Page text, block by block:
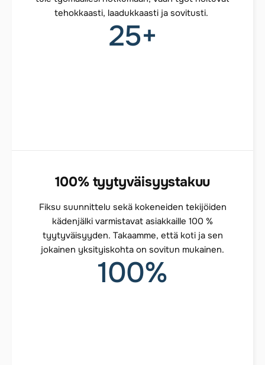
tehokkaasti, laadukkaasti ja sovitusti.
25+
100% tyytyväisyystakuu
Fiksu suunnittelu sekä kokeneiden tekijöiden
kädenjälki varmistavat asiakkaille 100 %
tyytyväisyyden. Takaamme, että koti ja sen
jokainen yksityiskohta on sovitun mukainen.
100%